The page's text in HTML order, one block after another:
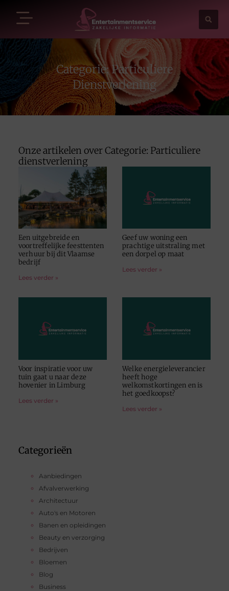
Categorie: Particuliere
Dienstverlening
Categorieën
Aanbiedingen
Afvalverwerking
Architectuur
Auto's en Motoren
Banen en opleidingen
Beauty en verzorging
Bedrijven
Bloemen
Blog
Business
Onze artikelen over Categorie: Particuliere
dienstverlening
Een uitgebreide en
voortreffelijke feesttenten
verhuur bij dit Vlaamse
bedrijf
Lees verder »
Geef uw woning een
prachtige uitstraling met
een dorpel op maat
Lees verder »
Voor inspiratie voor uw
tuin gaat u naar deze
hovenier in Limburg
Lees verder »
Welke energieleverancier
heeft hoge
welkomstkortingen en is
het goedkoopst?
Lees verder »